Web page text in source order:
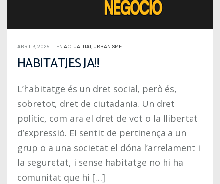
ABRIL 3, 2025 EN ACTUALITAT, URBANISME
HABITATJES JA!!
L’habitatge és un dret social, però és,
sobretot, dret de ciutadania. Un dret
polític, com ara el dret de vot o la llibertat
d’expressió. El sentit de pertinença a un
grup o a una societat el dóna l’arrelament i
la seguretat, i sense habitatge no hi ha
comunitat que hi […]